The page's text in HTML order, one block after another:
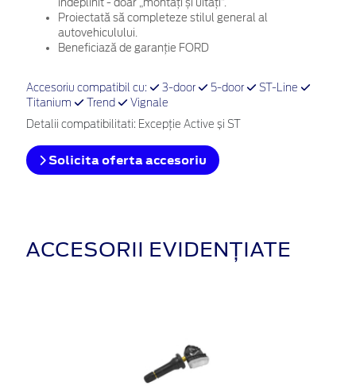
îndeplinit - doar „montați și uitați”.
Proiectată să completeze stilul general al
autovehiculului.
Beneficiază de garanție FORD
Accesoriu compatibil cu: 3-door 5-door
ST-Line
Titanium
Trend Vignale
Detalii compatibilitati: Excepție Active și ST
Solicita oferta accesoriu
ACCESORII EVIDENȚIATE